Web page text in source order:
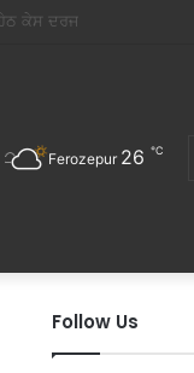
Ferozepur 26 ℃
Follow Us